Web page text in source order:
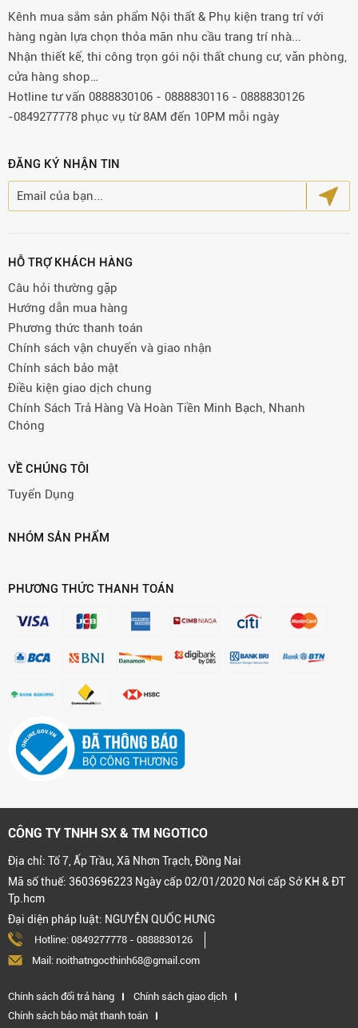
Kênh mua sắm sản phẩm Nội thất & Phụ kiện trang trí với
hàng ngàn lựa chọn thỏa mãn nhu cầu trang trí nhà...
Nhận thiết kế, thi công trọn gói nội thất chung cư, văn phòng,
cửa hàng shop…
Hotline tư vấn 0888830106 - 0888830116 - 0888830126
-0849277778 phục vụ từ 8AM đến 10PM mỗi ngày
ĐĂNG KÝ NHẬN TIN
HỖ TRỢ KHÁCH HÀNG
Câu hỏi thường gặp
Hướng dẫn mua hàng
Phương thức thanh toán
Chính sách vận chuyển và giao nhận
Chính sách bảo mật
Điều kiện giao dịch chung
Chính Sách Trả Hàng Và Hoàn Tiền Minh Bạch, Nhanh
Chóng
VỀ CHÚNG TÔI
Tuyển Dụng
NHÓM SẢN PHẨM
PHƯƠNG THỨC THANH TOÁN
CÔNG TY TNHH SX & TM NGOTICO
Địa chỉ: Tổ 7, Ấp Trầu, Xã Nhơn Trạch, Đồng Nai
Mã số thuế: 3603696223 Ngày cấp 02/01/2020 Nơi cấp Sở KH & ĐT
Tp.hcm
Đại diện pháp luật: NGUYỄN QUỐC HƯNG
Hotline: 0849277778 - 0888830126
Mail: noithatngocthinh68@gmail.com
Chính sách đổi trả hàng
Chính sách giao dịch
Chính sách bảo mật thanh toán